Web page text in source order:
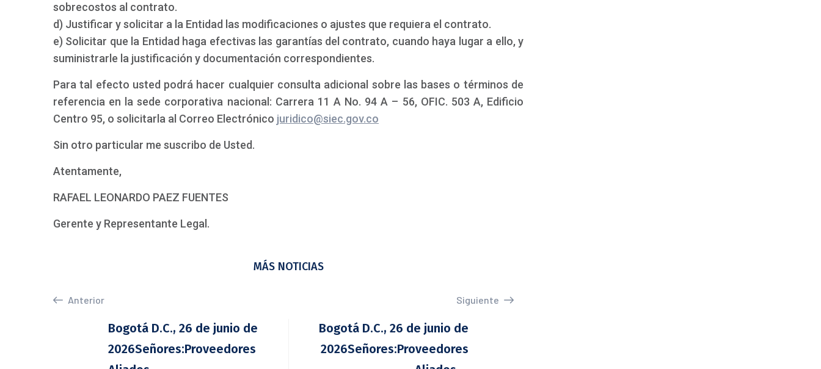
sobrecostos al contrato.
d) Justificar y solicitar a la Entidad las modificaciones o ajustes que requiera el contrato.
e) Solicitar que la Entidad haga efectivas las garantías del contrato, cuando haya lugar a ello, y
suministrarle la justificación y documentación correspondientes.
Para tal efecto usted podrá hacer cualquier consulta adicional sobre las bases o términos de
referencia en la sede corporativa nacional: Carrera 11 A No. 94 A – 56, OFIC. 503 A, Edificio
Centro 95, o solicitarla al Correo Electrónico juridico@siec.gov.co
Sin otro particular me suscribo de Usted.
Atentamente,
RAFAEL LEONARDO PAEZ FUENTES
Gerente y Representante Legal.
MÁS NOTICIAS
Anterior
Bogotá D.C., 26 de junio de
2026Señores:Proveedores
Siguiente
Bogotá D.C., 26 de junio de
2026Señores:Proveedores